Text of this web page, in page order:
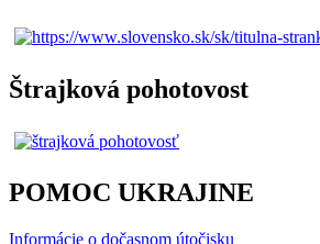
Štrajková pohotovost
POMOC UKRAJINE
Informácie o dočasnom útočisku